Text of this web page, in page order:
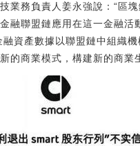
業務負責人姜永強說：“區
融聯盟鏈應用在這一金融
資產數據以聯盟鏈中組織
的商業模式，構建新的商